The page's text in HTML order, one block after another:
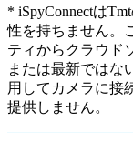
* iSpyConnectは
性を持ちません。
ティからクラウド
または最新ではな
用してカメラに接
提供しません。